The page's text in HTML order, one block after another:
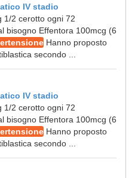
IV stadio
1/2 cerotto ogni 72
bisogno Effentora 100mcg (6
Hanno proposto
secondo ...
IV stadio
1/2 cerotto ogni 72
bisogno Effentora 100mcg (6
Hanno proposto
secondo ...